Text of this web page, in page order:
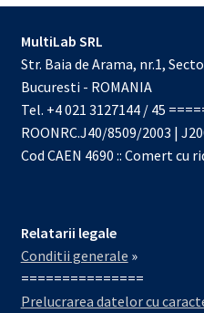
MultiLab SRL
Str. Baia de Arama, nr.1,
Bucuresti - ROMANIA
Tel. +4 021 3127144 / 45
ROONRC.J40/8509/2003 |
Cod CAEN 4690 :: Comert cu
Relatarii legale
Conditii generale »
===============
Prelucrarea datelor cu